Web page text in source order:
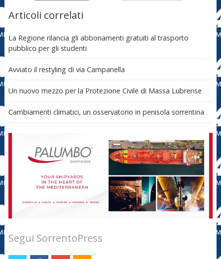
Articoli correlati
La Regione rilancia gli abbonamenti gratuiti al trasporto
pubblico per gli studenti
Avviato il restyling di via Campanella
Un nuovo mezzo per la Protezione Civile di Massa Lubrense
Cambiamenti climatici, un osservatorio in penisola sorrentina
Segui SorrentoPress